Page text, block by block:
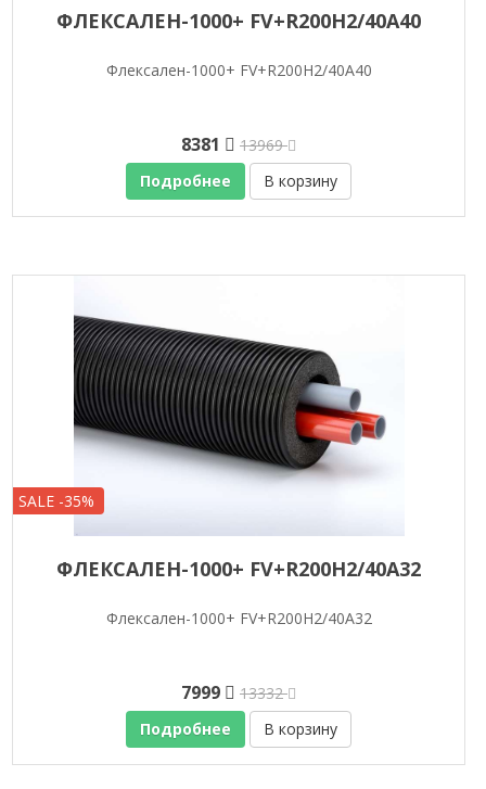
ФЛЕКСАЛЕН-1000+ FV+R200H2/40A40
Флексален-1000+ FV+R200H2/40A40
8381
13969
Подробнее
В корзину
SALE -35%
ФЛЕКСАЛЕН-1000+ FV+R200H2/40A32
Флексален-1000+ FV+R200H2/40A32
7999
13332
Подробнее
В корзину